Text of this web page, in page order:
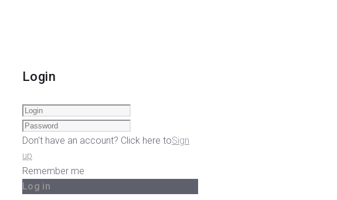
Login
Don't have an account? Click here toSign
up
Remember me
Log in